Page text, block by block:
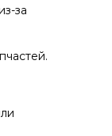
за